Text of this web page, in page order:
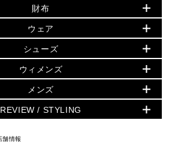
小物
シューズ・靴
ウェア
アクセサリー
時計
▶ メンズ
バッグ
追加アイテム
ズすべて(ウェア・シューズ除く)
バッグ
財布・小物
ウェア
シューズ
時計・ジュエリー
アクセサリー
▶ すべて
▶ ウィメンズすべて
財布・小物
アクセサリー
フレグランス
シューズ
▶ メンズすべて
人気の定番アイテム
日本限定 - バッグ
▶ ウィメンズすべて
トートバッグ
ショルダーバッグ
ロスボディ・斜め掛け
トラベル
財布
日本限定 - 財布・小物
▶ ウィメンズすべて
GREENWICH
布(二つ折り・三つ折り)
長財布
ウェア
▶ ウィメンズすべて
トップス
スカート・パンツ
ャケット・アウター
▶ メンズすべて
シューズ
▶ ウィメンズすべて
サンダル
スニーカー
▶ メンズすべて
ウィメンズ
人気の定番アイテム
▶ ウィメンズすべて
メンズ
▶ メンズすべて
REVIEW / STYLING
舗情報